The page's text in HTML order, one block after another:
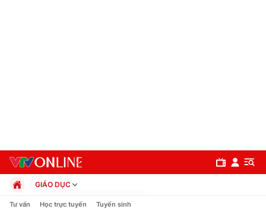
GIÁO DỤC
Chính trị
Tư vấn Học trực tuyến Tuyển sinh